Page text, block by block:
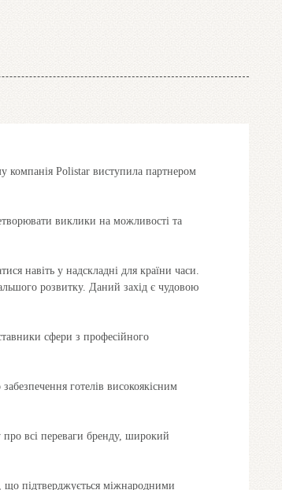
компанія Polistar виступила партнером
виклики на можливості та
навіть у надскладні для країни часи.
розвитку. Даний захід є чудовою
сфери з професійного
готелів високоякісним
всі переваги бренду, широкий
що підтверджується міжнародними